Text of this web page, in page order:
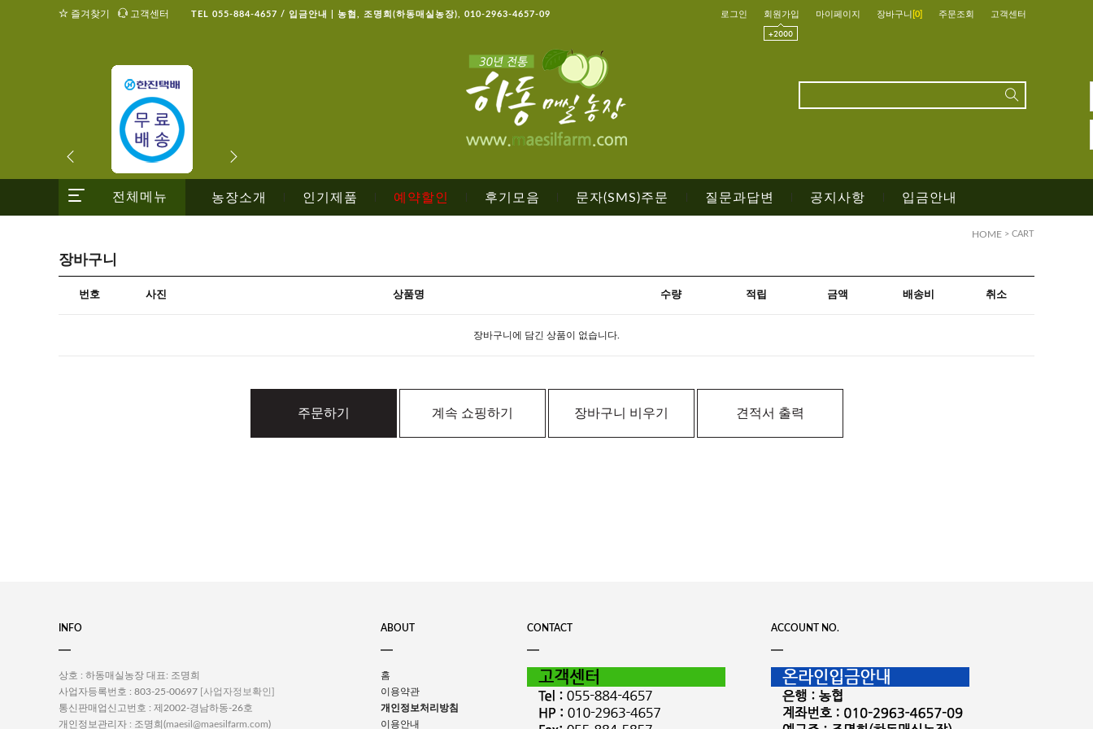
즐겨찾기 고객센터 TEL 055-884-4657 / 입금안내 | 농협, 조명희(하동매실농장), 010-2963-4657-09 로그인 회원가입 마이페이지 장바구니 0 주문조회 고객센터
전체메뉴 농장소개 인기제품 예약할인 후기모음 문자(SMS)주문 질문과답변 공지사항 입금안내
HOME > CART
장바구니
번호 사진 상품명 수량 적립 금액 배송비 취소
장바구니에 담긴 상품이 없습니다.
주문하기 계속 쇼핑하기 장바구니 비우기 견적서 출력
INFO
상호 : 하동매실농장 대표: 조명희
사업자등록번호 : 803-25-00697
[사업자정보확인]
통신판매업신고번호 : 제2002-경남하동-26호
개인정보관리자 : 조명희(maesil@maesilfarm.com)
ABOUT
홈
이용약관
개인정보처리방침
이용안내
CONTACT ACCOUNT NO.